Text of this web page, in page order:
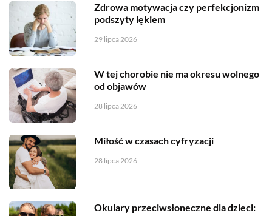
Zdrowa motywacja czy perfekcjonizm
podszyty lękiem
29 lipca 2026
W tej chorobie nie ma okresu wolnego
od objawów
28 lipca 2026
Miłość w czasach cyfryzacji
28 lipca 2026
Okulary przeciwsłoneczne dla dzieci: